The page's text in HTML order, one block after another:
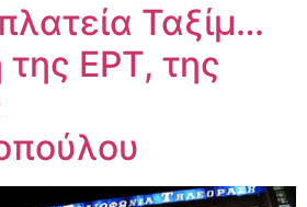
Ταξίμ…
ΕΡΤ, της